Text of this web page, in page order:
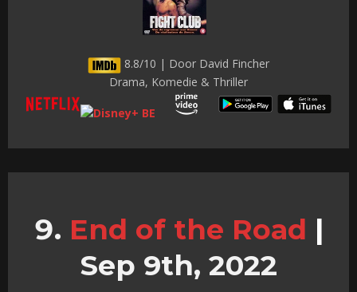
8.8/10 | Door David Fincher
Drama, Komedie & Thriller
End of the Road |
Sep 9th, 2022